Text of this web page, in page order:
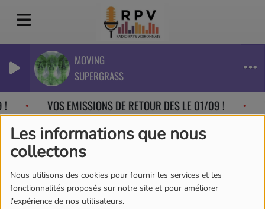
Les informations que nous
collectons
Nous utilisons des cookies pour fournir les services et les
fonctionnalités proposés sur notre site et pour améliorer
l'expérience de nos utilisateurs.
MOVING
SUPERGRASS
VOS EMISSIONS DE RETOUR DES LE 01/09 !
CHRONIQUE METEO
NATIONALE